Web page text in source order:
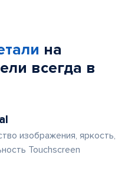
на
всегда в
изображения, яркость,
Touchscreen